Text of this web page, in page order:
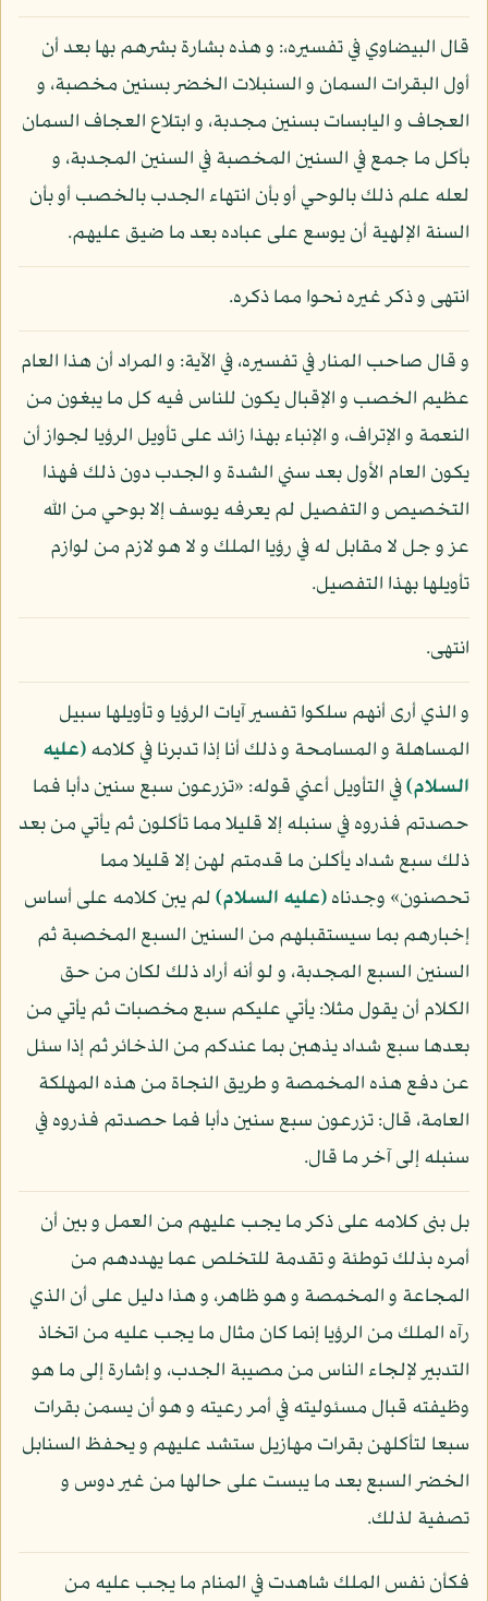
قال البيضاوي في تفسيره،: و هذه بشارة بشرهم بها بعد أن
أول البقرات السمان و السنبلات الخضر بسنين مخصبة، و
العجاف و اليابسات بسنين مجدبة، و ابتلاع العجاف السمان
بأكل ما جمع في السنين المخصبة في السنين المجدبة، و
لعله علم ذلك بالوحي أو بأن انتهاء الجدب بالخصب أو بأن
السنة الإلهية أن يوسع على عباده بعد ما ضيق عليهم.
انتهى و ذكر غيره نحوا مما ذكره.
و قال صاحب المنار في تفسيره، في الآية: و المراد أن هذا العام
عظيم الخصب و الإقبال يكون للناس فيه كل ما يبغون من
النعمة و الإتراف، و الإنباء بهذا زائد على تأويل الرؤيا لجواز أن
يكون العام الأول بعد سني الشدة و الجدب دون ذلك فهذا
التخصيص و التفصيل لم يعرفه يوسف إلا بوحي من الله
عز و جل لا مقابل له في رؤيا الملك و لا هو لازم من لوازم
تأويلها بهذا التفصيل.
انتهى.
و الذي أرى أنهم سلكوا تفسير آيات الرؤيا و تأويلها سبيل
المساهلة و المسامحة و ذلك أنا إذا تدبرنا في كلامه(عليه
السلام)في التأويل أعني قوله: «تزرعون سبع سنين دأبا فما
حصدتم فذروه في سنبله إلا قليلا مما تأكلون ثم يأتي من بعد
ذلك سبع شداد يأكلن ما قدمتم لهن إلا قليلا مما
تحصنون» وجدناه(عليه السلام)لم يبن كلامه على أساس
إخبارهم بما سيستقبلهم من السنين السبع المخصبة ثم
السنين السبع المجدبة، و لو أنه أراد ذلك لكان من حق
الكلام أن يقول مثلا: يأتي عليكم سبع مخصبات ثم يأتي من
بعدها سبع شداد يذهبن بما عندكم من الذخائر ثم إذا سئل
عن دفع هذه المخمصة و طريق النجاة من هذه المهلكة
العامة، قال: تزرعون سبع سنين دأبا فما حصدتم فذروه في
سنبله إلى آخر ما قال.
بل بنى كلامه على ذكر ما يجب عليهم من العمل و بين أن
أمره بذلك توطئة و تقدمة للتخلص عما يهددهم من
المجاعة و المخمصة و هو ظاهر، و هذا دليل على أن الذي
رآه الملك من الرؤيا إنما كان مثال ما يجب عليه من اتخاذ
التدبير لإلجاء الناس من مصيبة الجدب، و إشارة إلى ما هو
وظيفته قبال مسئوليته في أمر رعيته و هو أن يسمن بقرات
سبعا لتأكلهن بقرات مهازيل ستشد عليهم و يحفظ السنابل
الخضر السبع بعد ما يبست على حالها من غير دوس و
تصفية لذلك.
فكأن نفس الملك شاهدت في المنام ما يجب عليه من